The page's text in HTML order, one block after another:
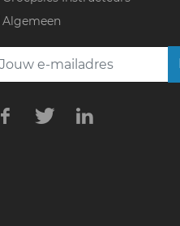
Algemeen